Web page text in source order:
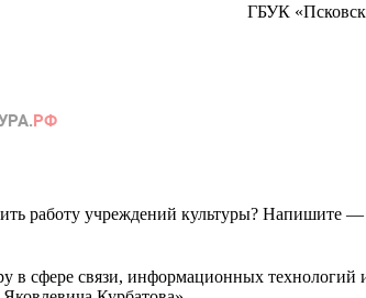
ГБУК
работу учреждений культуры? Напишите —
сфере связи, информационных технологий